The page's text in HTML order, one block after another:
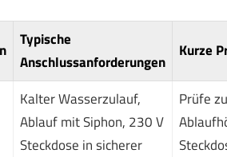
Typische
Anschlussanforderungen
Kurze
Kalter Wasserzulauf,
Ablauf mit Siphon, 230 V
Steckdose in sicherer
Prüfe